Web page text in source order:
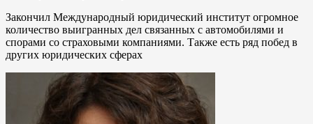
Закончил Международный юридический институт огромное
количество выигранных дел связанных с автомобилями и
спорами со страховыми компаниями. Также есть ряд побед в
других юридических сферах